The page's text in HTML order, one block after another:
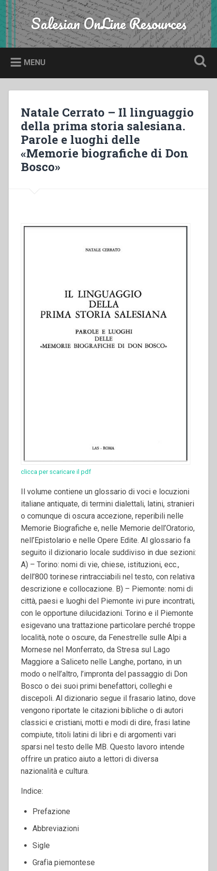
Skip
to
content
Search Salesian OnLine Resources
MENU
Natale Cerrato – Il linguaggio
della prima storia salesiana.
Parole e luoghi delle
«Memorie biografiche di Don
Bosco»
clicca per scaricare il pdf
Il volume contiene un glossario di voci e locuzioni
italiane antiquate, di termini dialettali, latini, stranieri
o comunque di oscura accezione, reperibili nelle
Memorie Biografiche e, nelle Memorie dell’Oratorio,
nell’Epistolario e nelle Opere Edite. Al glossario fa
seguito il dizionario locale suddiviso in due sezioni:
A) – Torino: nomi di vie, chiese, istituzioni, ecc.,
dell’800 torinese rintracciabili nel testo, con relativa
descrizione e collocazione. B) – Piemonte: nomi di
città, paesi e luoghi del Piemonte ivi pure incontrati,
con le opportune dilucidazioni. Torino e il Piemonte
esigevano una trattazione particolare perché troppe
località, note o oscure, da Fenestrelle sulle Alpi a
Mornese nel Monferrato, da Stresa sul Lago
Maggiore a Saliceto nelle Langhe, portano, in un
modo o nell’altro, l’impronta del passaggio di Don
Bosco o dei suoi primi benefattori, colleghi e
discepoli. Al dizionario segue il frasario latino, dove
vengono riportate le citazioni bibliche o di autori
classici e cristiani, motti e modi di dire, frasi latine
compiute, titoli latini di libri e di argomenti vari
sparsi nel testo delle MB. Questo lavoro intende
offrire un pratico aiuto a lettori di diversa
nazionalità e cultura.
Indice:
Prefazione
Abbreviazioni
Sigle
Grafìa piemontese